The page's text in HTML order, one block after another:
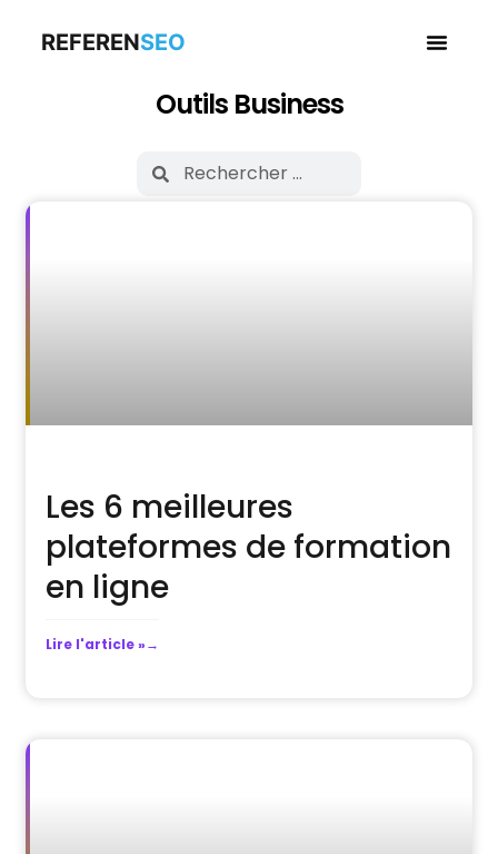
REFERENSEO
Outils Business
Les 6 meilleures
plateformes de formation
en ligne
Lire l'article »